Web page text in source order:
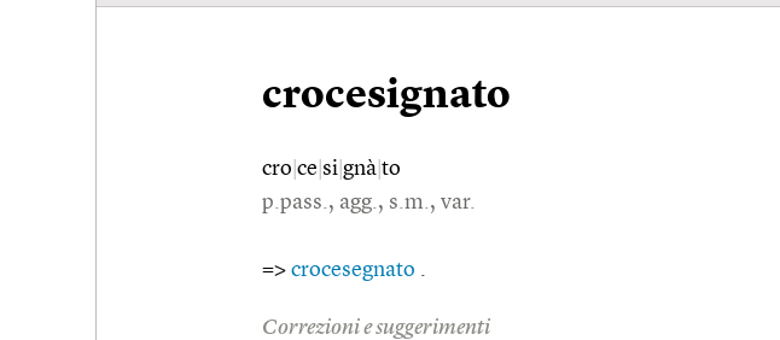
crocesignato
cro ce si gnà to
p.pass., agg., s.m., var.
=> crocesegnato .
Correzioni e suggerimenti